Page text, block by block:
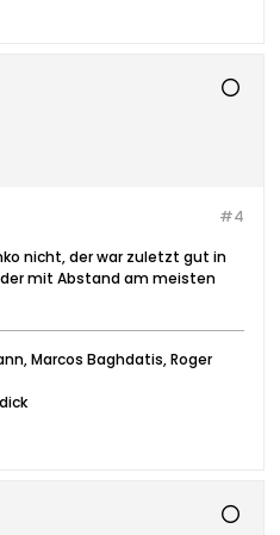
#4
nicht, der war zuletzt gut in
mit Abstand am meisten
Marcos Baghdatis, Roger